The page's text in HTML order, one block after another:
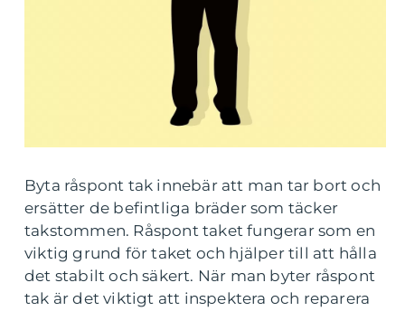
Byta råspont tak innebär att man tar bort och
ersätter de befintliga bräder som täcker
takstommen. Råspont taket fungerar som en
viktig grund för taket och hjälper till att hålla
det stabilt och säkert. När man byter råspont
tak är det viktigt att inspektera och reparera